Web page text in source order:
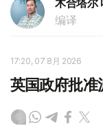
木合塔尔
编译
17:20, 07 8月 2026
英国政府批准